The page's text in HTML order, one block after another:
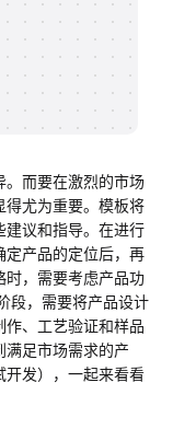
。而要在激烈的市场
得尤为重要。模板将
建议和指导。在进行
定产品的定位后，再
时，需要考虑产品功
段，需要将产品设计
、工艺验证和样品
满足市场需求的产
开发），一起来看看